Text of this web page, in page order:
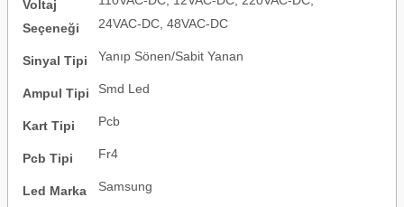
Voltaj
Seçeneği
24VAC-DC, 48VAC-DC
Sinyal Tipi Yanıp Sönen/Sabit Yanan
Ampul Tipi Smd Led
Kart Tipi Pcb
Pcb Tipi Fr4
Led Marka Samsung